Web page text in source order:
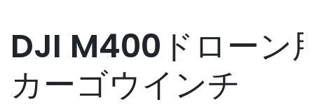
DJI M400ドローン
カーゴウインチ